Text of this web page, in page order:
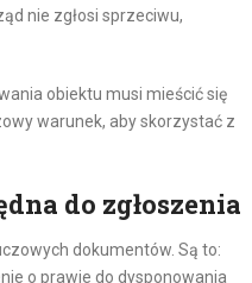
nie zgłosi sprzeciwu,
obiektu musi mieścić się
warunek, aby skorzystać z
do zgłoszenia
dokumentów. Są to:
o prawie do dysponowania